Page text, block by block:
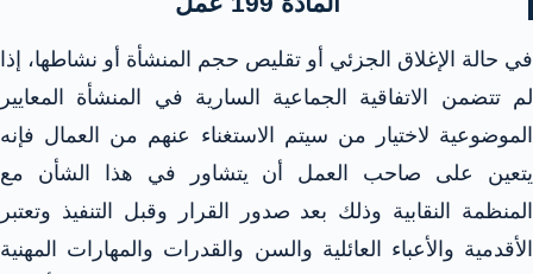
في حالة الإغلاق الجزئي أو تقليص حجم المنشأة أو نشاطها، إذا
لم تتضمن الاتفاقية الجماعية السارية في المنشأة المعايير
الموضوعية لاختيار من سيتم الاستغناء عنهم من العمال فإنه
يتعين على صاحب العمل أن يتشاور في هذا الشأن مع
المنظمة النقابية وذلك بعد صدور القرار وقبل التنفيذ وتعتبر
الأقدمية والأعباء العائلية والسن والقدرات والمهارات المهنية